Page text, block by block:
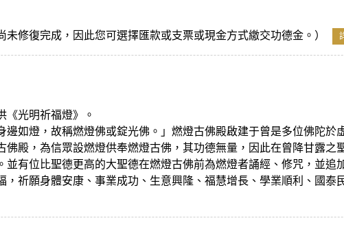
未修復完成，因此您可選擇匯款或支票或現金方式繳交功德金。）
《光明祈福燈》。
邊如燈，故稱燃燈佛或錠光佛。」燃燈古佛殿啟建于曾是多位佛陀於
佛殿，為信眾設燃燈供奉燃燈古佛，其功德無量，因此在曾降甘露之
有位比聖德更高的大聖德在燃燈古佛前為燃燈者誦經、修咒，並追
，祈願身體安康、事業成功、生意興隆、福慧增長、學業順利、國泰